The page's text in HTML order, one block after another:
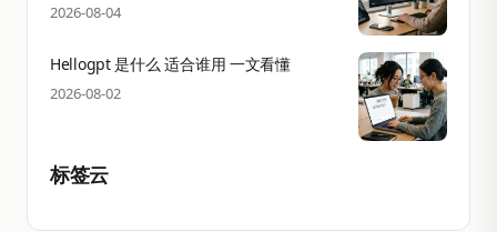
2026-08-04
Hellogpt 是什么 适合谁用 一文看懂
2026-08-02
标签云